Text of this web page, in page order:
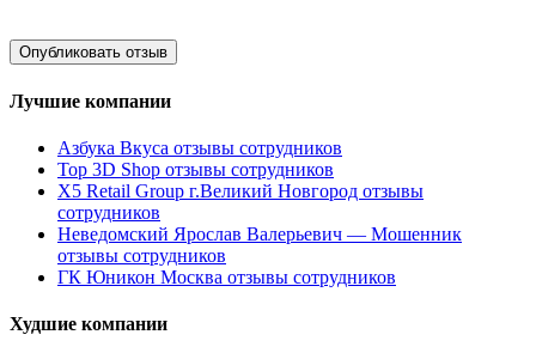
Лучшие компании
Азбука Вкуса отзывы сотрудников
Top 3D Shop отзывы сотрудников
X5 Retail Group г.Великий Новгород отзывы
сотрудников
Неведомский Ярослав Валерьевич — Мошенник
отзывы сотрудников
ГК Юникон Москва отзывы сотрудников
Худшие компании